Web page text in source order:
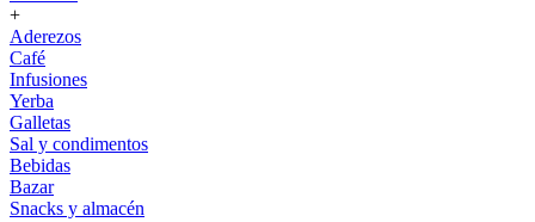
+
Aderezos
Café
Infusiones
Yerba
Galletas
Sal y condimentos
Bebidas
Bazar
Snacks y almacén